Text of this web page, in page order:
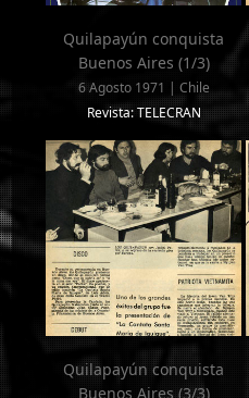
Quilapayún conquista
Buenos Aires (1/3)
6 Agosto 1971 | Chile
Revista: TELECRAN
Quilapayún conquista
Buenos Aires (3/3)